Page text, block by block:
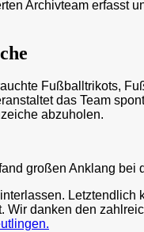
Archivteam erfasst
Fußballtrikots,
das Team
abzuholen.
großen Anklang bei
danken den